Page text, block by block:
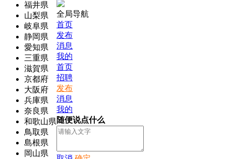
福井県
山梨県
岐阜県
静岡県
愛知県
三重県
滋賀県
京都府
大阪府
兵庫県
奈良県
和歌山県
鳥取県
島根県
岡山県
全局导航
首页
发布
消息
我的
首页
招聘
发布
消息
我的
随便说点什么